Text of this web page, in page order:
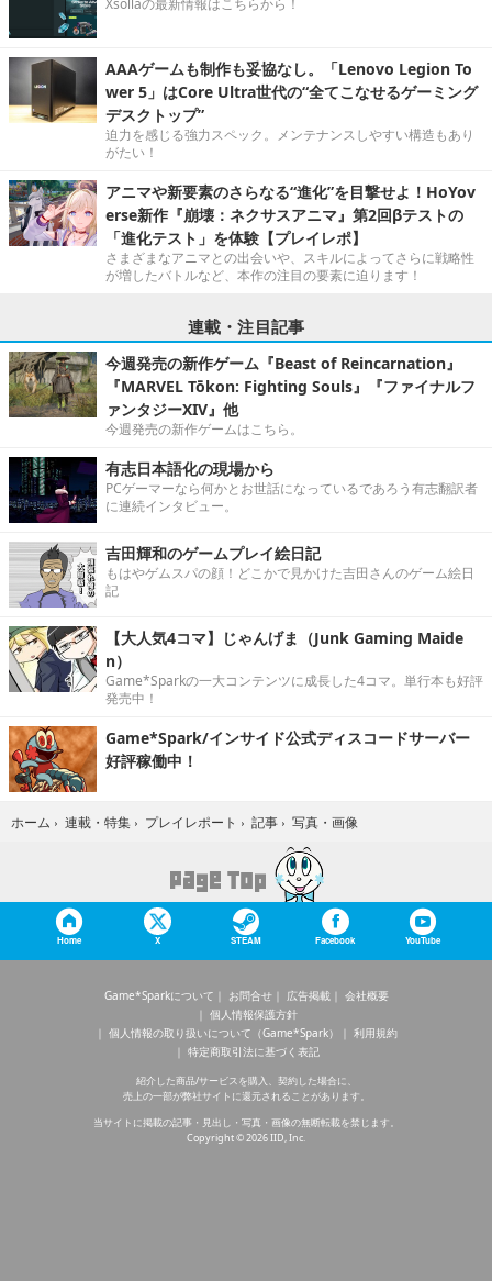
AAAゲームも制作も妥協なし。「Lenovo Legion To
wer 5」はCore Ultra世代の“全てこなせるゲーミング
デスクトップ”
迫力を感じる強力スペック。メンテナンスしやすい構造もあり
がたい！
アニマや新要素のさらなる“進化”を目撃せよ！HoYov
erse新作『崩壊：ネクサスアニマ』第2回βテストの
「進化テスト」を体験【プレイレポ】
さまざまなアニマとの出会いや、スキルによってさらに戦略性
が増したバトルなど、本作の注目の要素に迫ります！
連載・注目記事
今週発売の新作ゲーム『Beast of Reincarnation』
『MARVEL Tōkon: Fighting Souls』『ファイナルフ
ァンタジーXIV』他
今週発売の新作ゲームはこちら。
有志日本語化の現場から
PCゲーマーなら何かとお世話になっているであろう有志翻訳者
に連続インタビュー。
吉田輝和のゲームプレイ絵日記
もはやゲムスパの顔！どこかで見かけた吉田さんのゲーム絵日
記
【大人気4コマ】じゃんげま（Junk Gaming Maide
n）
Game*Sparkの一大コンテンツに成長した4コマ。単行本も好評
発売中！
Game*Spark/インサイド公式ディスコードサーバー
好評稼働中！
ホーム › 連載・特集 › プレイレポート › 記事 › 写真・画像
Home X STEAM Facebook YouTube
Game*Sparkについて お問合せ 広告掲載
会社概要
個人情報保護方針
個人情報の取り扱いについて（Game*Spark）
利用規約
特定商取引法に基づく表記
紹介した商品/サービスを購入、契約した場合に、
売上の一部が弊社サイトに還元されることがあります。
当サイトに掲載の記事・見出し・写真・画像の無断転載を禁じます。
Copyright © 2026 IID, Inc.